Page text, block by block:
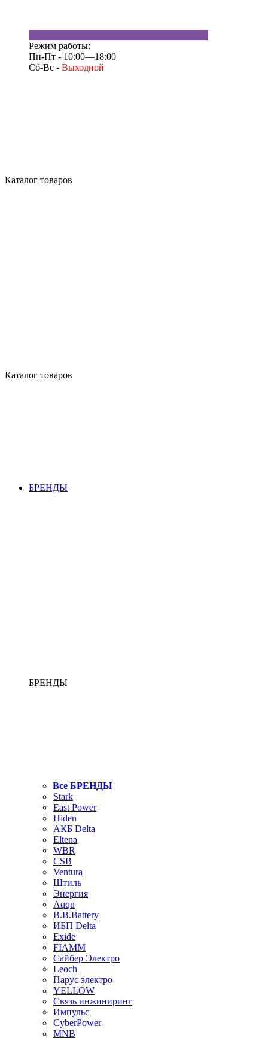
Режим работы:
Пн-Пт - 10:00—18:00
Сб-Вс - Выходной
Каталог товаров
Каталог товаров
БРЕНДЫ
БРЕНДЫ
Все БРЕНДЫ
Stark
East Power
Hiden
АКБ Delta
Eltena
WBR
CSB
Ventura
Штиль
Энергия
Aqqu
B.B.Bаttery
ИБП Delta
Exide
FIAMM
Сайбер Электро
Leoch
Парус электро
YELLOW
Связь инжиниринг
Импульс
CyberPower
MNB